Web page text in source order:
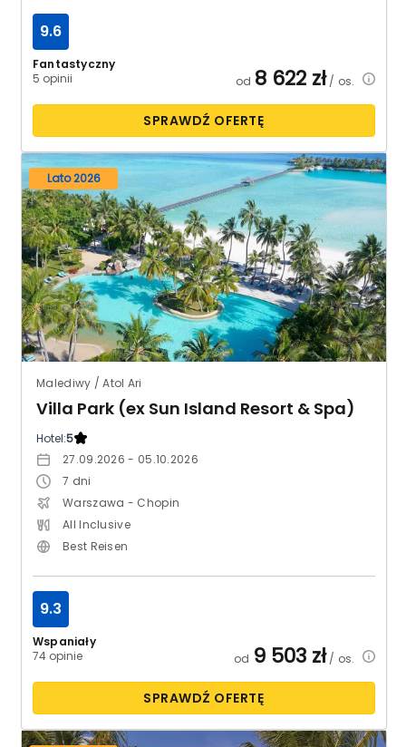
Fantastyczny
5 opinii
9.6
od 8 622 zł/ os.
SPRAWDŹ OFERTĘ
Lato 2026
Malediwy / Atol Ari
Villa Park (ex Sun Island Resort & Spa)
Hotel:5
27.09.2026 - 05.10.2026
7 dni
Warszawa - Chopin
All Inclusive
Best Reisen
Wspaniały
74 opinie
9.3
od 9 503 zł/ os.
SPRAWDŹ OFERTĘ